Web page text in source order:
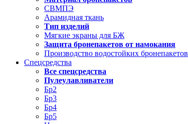
СВМПЭ
Арамидная ткань
Тип изделий
Мягкие экраны для БЖ
Защита бронепакетов от намокания
Производство водостойких бронепакетов
Спецсредства
Все спецсредства
Пулеулавливатели
Бр2
Бр3
Бр4
Бр5